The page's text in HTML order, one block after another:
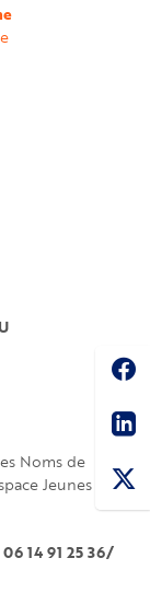
Noms de
Jeunes
14 91 25 36/